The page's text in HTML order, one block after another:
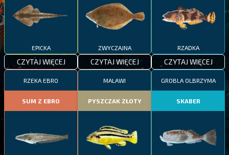
EPICKA
CZYTAJ WIĘCEJ
ZWYCZAJNA
CZYTAJ WIĘCEJ
RZADKA
CZYTAJ WIĘCEJ
RZEKA EBRO
SUM Z EBRO
MALAWI
PYSZCZAK ZŁOTY
GROBLA OLBRZYMA
SKABER